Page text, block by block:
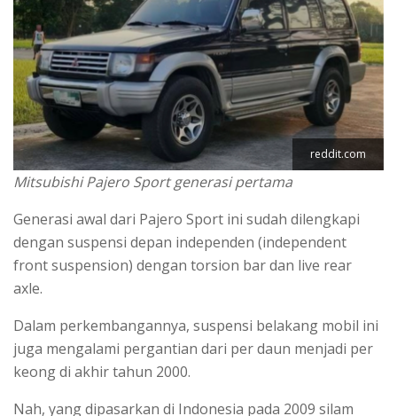
reddit.com
Mitsubishi Pajero Sport generasi pertama
Generasi awal dari Pajero Sport ini sudah dilengkapi
dengan suspensi depan independen (independent
front suspension) dengan torsion bar dan live rear
axle.
Dalam perkembangannya, suspensi belakang mobil ini
juga mengalami pergantian dari per daun menjadi per
keong di akhir tahun 2000.
Nah, yang dipasarkan di Indonesia pada 2009 silam